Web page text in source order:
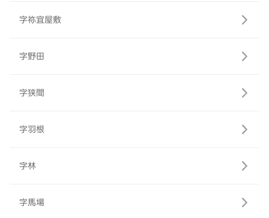
字祢宜屋敷
字野田
字狭間
字羽根
字林
字馬場